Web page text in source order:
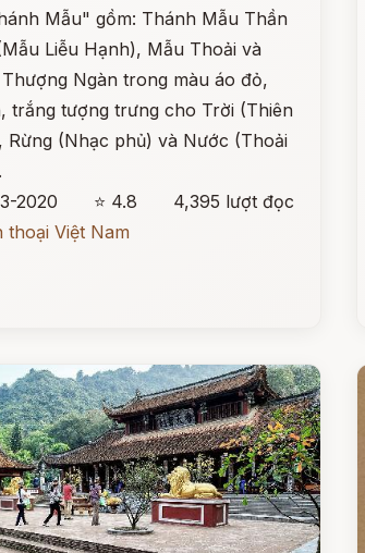
Mẫu" gồm: Thánh Mẫu Thần
Liễu Hạnh), Mẫu Thoải và
Ngàn trong màu áo đỏ,
trắng tượng trưng cho Trời (Thiên
Rừng (Nhạc phủ) và Nước (Thoải
2020
⭐ 4.8
4,395 lượt đọc
thoại Việt Nam